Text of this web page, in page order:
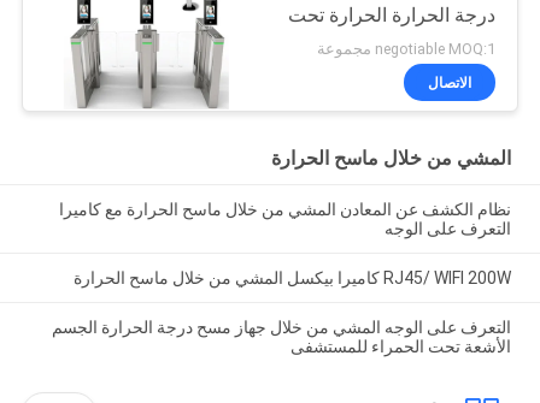
درجة الحرارة الحرارة تحت
الحمراء الرقمية
negotiable MOQ:1 مجموعة
الاتصال
المشي من خلال ماسح الحرارة
نظام الكشف عن المعادن المشي من خلال ماسح الحرارة مع كاميرا
التعرف على الوجه
RJ45/ WIFI 200W كاميرا بيكسل المشي من خلال ماسح الحرارة
التعرف على الوجه المشي من خلال جهاز مسح درجة الحرارة الجسم
الأشعة تحت الحمراء للمستشفى